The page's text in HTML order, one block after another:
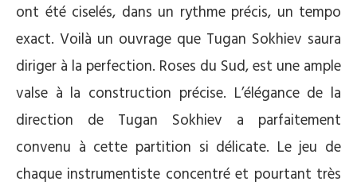
ont été ciselés, dans un rythme précis, un tempo
exact. Voilà un ouvrage que Tugan Sokhiev saura
diriger à la perfection. Roses du Sud, est une ample
valse à la construction précise. L’élégance de la
direction de Tugan Sokhiev a parfaitement
convenu à cette partition si délicate. Le jeu de
chaque instrumentiste concentré et pourtant très